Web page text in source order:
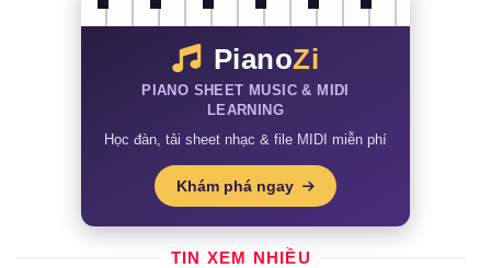
PianoZi
PIANO SHEET MUSIC & MIDI
LEARNING
Học đàn, tải sheet nhạc & file MIDI miễn phí
Khám phá ngay
TIN XEM NHIỀU